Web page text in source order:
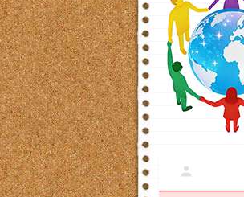
Итальянский
Латинский
Греческий
Арабский
Турецкий
Китайский